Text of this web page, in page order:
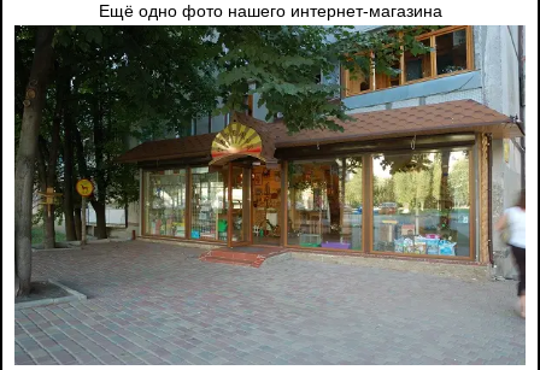
Ещё одно фото нашего интернет-магазина